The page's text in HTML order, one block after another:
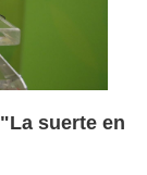
suerte en